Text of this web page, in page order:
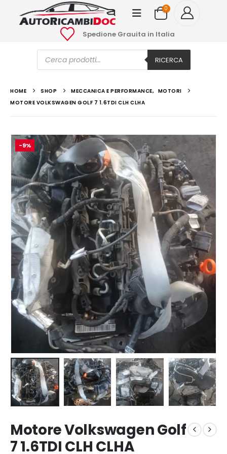
0
Spedione Grauita in Italia
Ricerca
prodotti RICERCA
HOME SHOP MECCANICA E PERFORMANCE, MOTORI
MOTORE VOLKSWAGEN GOLF 7 1.6TDI CLH CLHA
-9%
Motore Volkswagen Golf
7 1.6TDI CLH CLHA